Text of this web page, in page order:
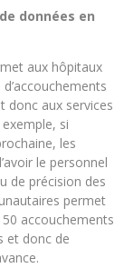
données en
aux hôpitaux
donc aux services
si
les
le personnel
de précision des
permet
accouchements
et donc de